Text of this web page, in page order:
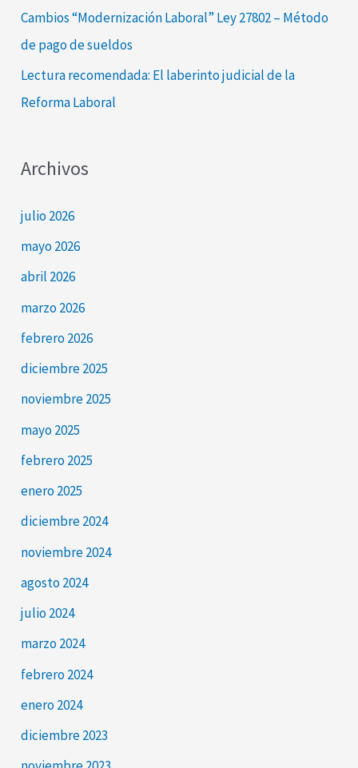
Cambios “Modernización Laboral” Ley 27802 – Método
de pago de sueldos
Lectura recomendada: El laberinto judicial de la
Reforma Laboral
Archivos
julio 2026
mayo 2026
abril 2026
marzo 2026
febrero 2026
diciembre 2025
noviembre 2025
mayo 2025
febrero 2025
enero 2025
diciembre 2024
noviembre 2024
agosto 2024
julio 2024
marzo 2024
febrero 2024
enero 2024
diciembre 2023